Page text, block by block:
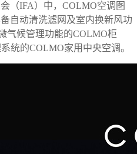
（IFA）中，COLMO空调图
自动清洗滤网及室内换新风功
气候管理功能的COLMO柜
统的COLMO家用中央空调。